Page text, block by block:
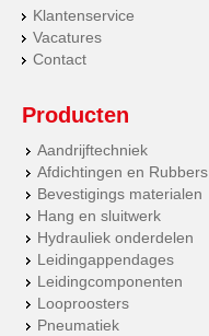
Klantenservice
Vacatures
Contact
Producten
Aandrijftechniek
Afdichtingen en Rubbers
Bevestigings materialen
Hang en sluitwerk
Hydrauliek onderdelen
Leidingappendages
Leidingcomponenten
Looproosters
Pneumatiek